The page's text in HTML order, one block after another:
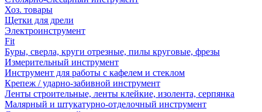
Хоз. товары
Щетки для дрели
Электроинструмент
Fit
Буры, сверла, круги отрезные, пилы круговые, фрезы
Измерительный инструмент
Инструмент для работы с кафелем и стеклом
Крепеж / ударно-забивной инструмент
Ленты строительные, ленты клейкие, изолента, серпянка
Малярный и штукатурно-отделочный инструмент